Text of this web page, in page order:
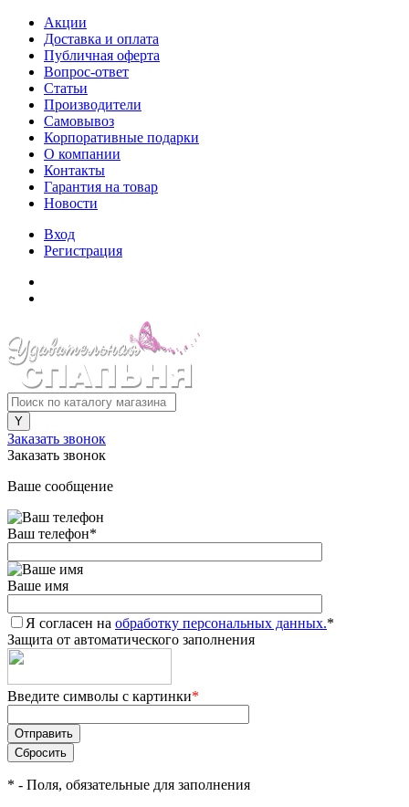
Акции
Доставка и оплата
Публичная оферта
Вопрос-ответ
Статьи
Производители
Самовывоз
Корпоративные подарки
О компании
Контакты
Гарантия на товар
Новости
Вход
Регистрация
Заказать звонок
Заказать звонок
Ваше сообщение
Ваш телефон*
Ваше имя
Я согласен на обработку персональных данных.*
Защита от автоматического заполнения
Введите символы с картинки*
* - Поля, обязательные для заполнения